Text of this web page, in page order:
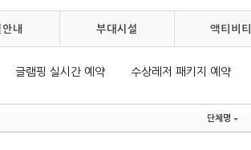
내 부대시설 액티비티
글램핑 실시간 예약 수상레저 패키지 예약
단체명